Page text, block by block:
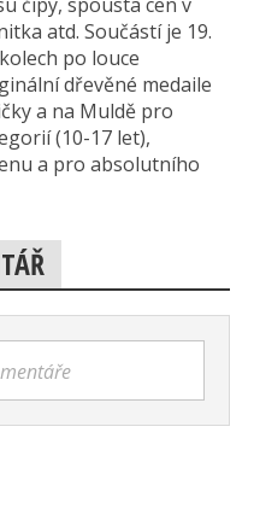
atd. Součástí je 19.
po louce
dřevěné medaile
a na Muldě pro
(10-17 let),
a pro absolutního